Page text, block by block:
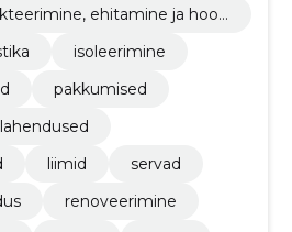
ehitamine ja hool
isoleerimine
pakkumised
lahendused
liimid
servad
renoveerimine